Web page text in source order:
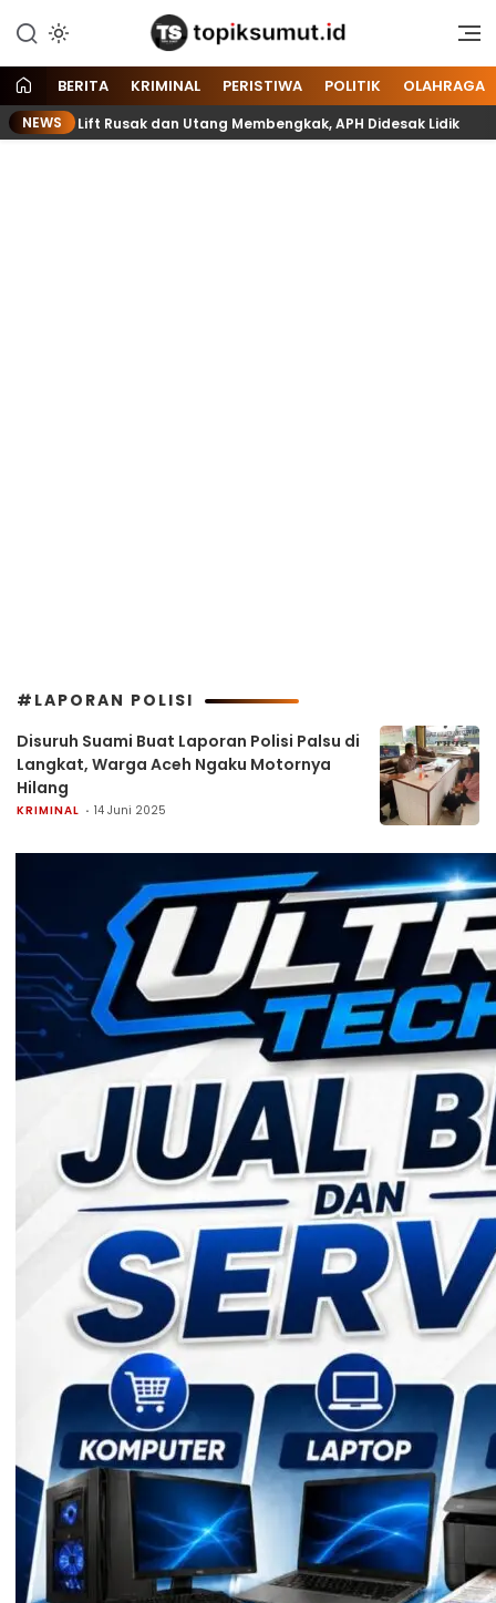
Topik Sumut
Memberitakan Seputar
dan Nasional
BERITA KRIMINAL PERISTIWA POLITIK OLAHRAGA
NEWSLift Rusak dan Utang Membengkak, APH Didesak Lidik
#LAPORAN POLISI
Disuruh Suami Buat Laporan Polisi Palsu di
Langkat, Warga Aceh Ngaku Motornya
Hilang
KRIMINAL 14 Juni 2025